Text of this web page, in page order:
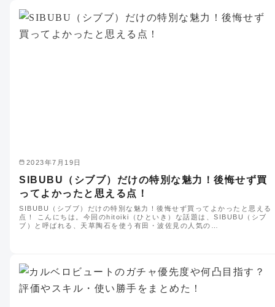
2023年7月19日
SIBUBU（シブブ）だけの特別な魅力！後悔せず買
ってよかったと思える点！
SIBUBU（シブブ）だけの特別な魅力！後悔せず買ってよかったと思える
点！ こんにちは。今回のhitoiki（ひといき）な話題は、SIBUBU（シブ
ブ）と呼ばれる、天草陶石を使う有田・波佐見の人気の…